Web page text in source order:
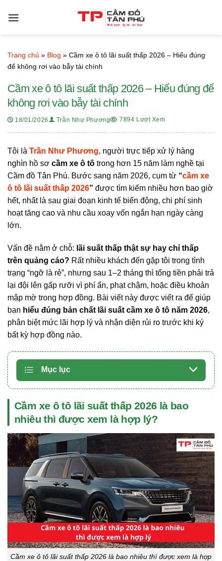
qua
Trang chủ » Blog » Cầm xe ô tô lãi suất thấp 2026 – Hiểu đúng
để không rơi vào bẫy tài chính
Cầm xe ô tô lãi suất thấp 2026 – Hiểu đúng để
không rơi vào bẫy tài chính
18/01/2026 Trần Như Phương 7894 Lượt Xem
Tôi là Trần Như Phương, người trực tiếp xử lý hàng
nghìn hồ sơ cầm xe ô tô trong hơn 15 năm làm nghề tại
Cầm đồ Tân Phú. Bước sang năm 2026, cụm từ “cầm xe
ô tô lãi suất thấp 2026” được tìm kiếm nhiều hơn bao giờ
hết, nhất là sau giai đoạn kinh tế biến động, chi phí sinh
hoạt tăng cao và nhu cầu xoay vốn ngắn hạn ngày càng
lớn.
Vấn đề nằm ở chỗ: lãi suất thấp thật sự hay chỉ thấp
trên quảng cáo? Rất nhiều khách đến gặp tôi trong tình
trạng “ngỡ là rẻ”, nhưng sau 1–2 tháng thì tổng tiền phải trả
lại đội lên gấp rưỡi vì phí ẩn, phạt chậm, hoặc điều khoản
mập mờ trong hợp đồng. Bài viết này được viết ra để giúp
bạn hiểu đúng bản chất lãi suất cầm xe ô tô năm 2026,
phân biệt mức lãi hợp lý và nhận diện rủi ro trước khi ký
bất kỳ hợp đồng nào.
Mục lục
Cầm xe ô tô lãi suất thấp 2026 là bao
nhiêu thì được xem là hợp lý?
Cầm xe ô tô lãi suất thấp 2026 là bao nhiêu thì được xem là hợp